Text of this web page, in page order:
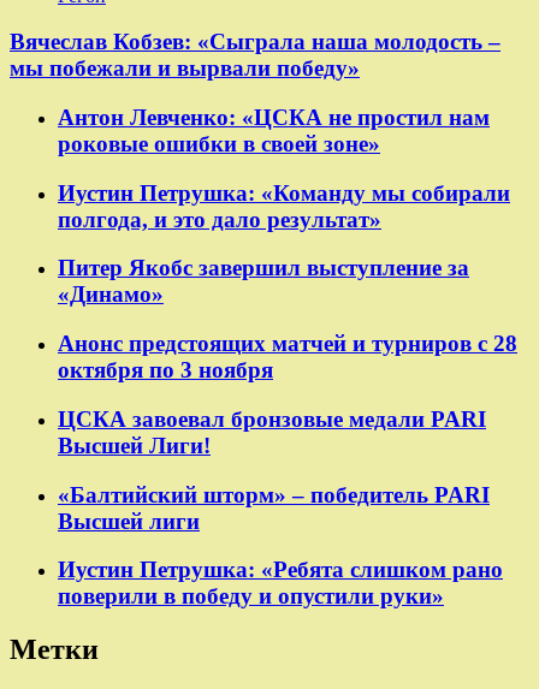
Вячеслав Кобзев: «Сыграла наша молодость –
мы побежали и вырвали победу»
Антон Левченко: «ЦСКА не простил нам
роковые ошибки в своей зоне»
Иустин Петрушка: «Команду мы собирали
полгода, и это дало результат»
Питер Якобс завершил выступление за
«Динамо»
Анонс предстоящих матчей и турниров с 28
октября по 3 ноября
ЦСКА завоевал бронзовые медали PARI
Высшей Лиги!
«Балтийский шторм» – победитель PARI
Высшей лиги
Иустин Петрушка: «Ребята слишком рано
поверили в победу и опустили руки»
Метки